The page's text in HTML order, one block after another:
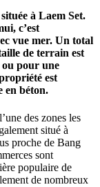
à Laem Set.
c’est
vue mer. Un total
de terrain est
pour une
est
en béton.
des zones les
situé à
proche de Bang
sont
populaire de
de nombreux